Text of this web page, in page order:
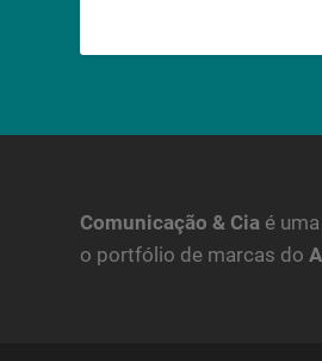
Comunicação & Cia é
o portfólio de marcas do